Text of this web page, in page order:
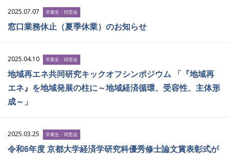
2025.07.07 卒業生・同窓会
窓口業務休止（夏季休業）のお知らせ
2025.04.10 卒業生・同窓会
地域再エネ共同研究キックオフシンポジウム 「『地域再
エネ』を地域発展の柱に～地域経済循環、受容性、主体形
成～」
2025.03.25 卒業生・同窓会
令和6年度 京都大学経済学研究科優秀修士論文賞表彰式が